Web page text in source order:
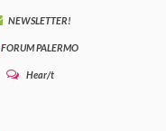
NEWSLETTER!
FORUM PALERMO
Hear/t